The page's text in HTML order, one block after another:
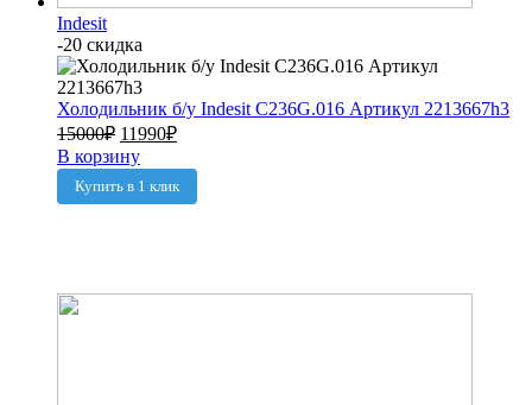
Indesit
-20 скидка
Холодильник б/у Indesit C236G.016 Артикул 2213667h3
15000₽ 11990₽
В корзину
Купить в 1 клик